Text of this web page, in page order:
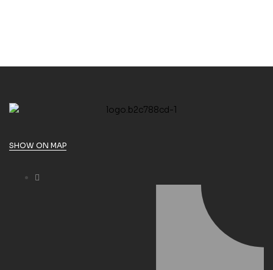
SHOW ON MAP